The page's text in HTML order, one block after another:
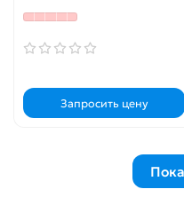
Запросить цену